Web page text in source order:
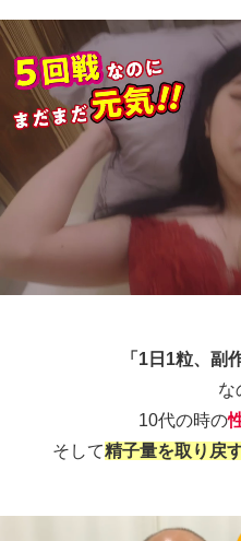
「1日1粒、副
な
10代の時の
そして精子量を取り戻